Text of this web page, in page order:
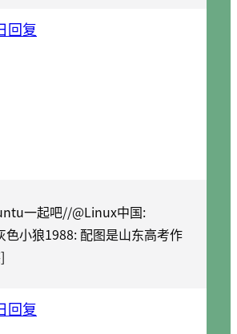
回复
一起吧//@Linux中国:
小狼1988: 配图是山东高考作
回复